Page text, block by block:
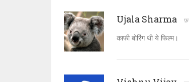
Ujala Sharma
काफी बोरिंग थी ये फिल्म।